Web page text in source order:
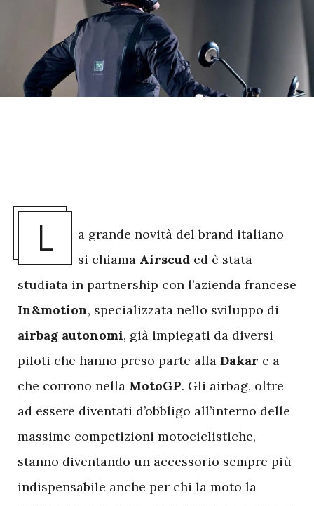
L
a grande novità del brand italiano
si chiama Airscud ed è stata
studiata in partnership con l’azienda francese
In&motion, specializzata nello sviluppo di
airbag autonomi, già impiegati da diversi
piloti che hanno preso parte alla Dakar e a
che corrono nella MotoGP. Gli airbag, oltre
ad essere diventati d’obbligo all’interno delle
massime competizioni motociclistiche,
stanno diventando un accessorio sempre più
indispensabile anche per chi la moto la